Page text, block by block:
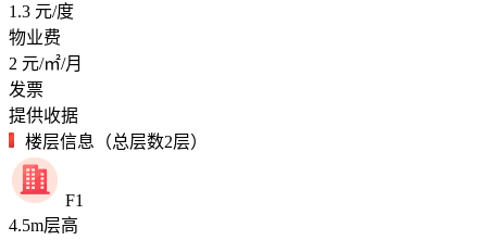
1.3 元/度
物业费
2 元/㎡/月
发票
提供收据
楼层信息（总层数2层）
F1
4.5m层高